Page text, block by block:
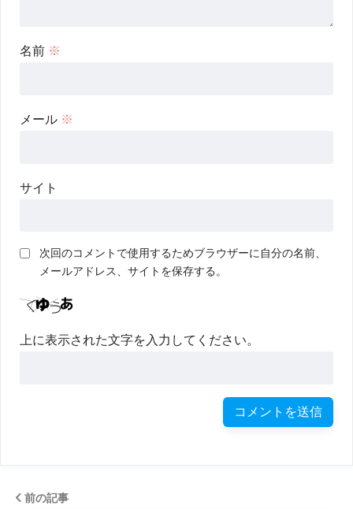
名前 ※
メール ※
サイト
次回のコメントで使用するためブラウザーに自分の名前、
メールアドレス、サイトを保存する。
上に表示された文字を入力してください。
前の記事